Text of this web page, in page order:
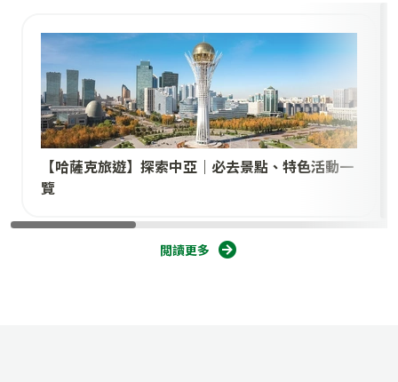
【哈薩克旅遊】探索中亞｜必去景點、特色活動一
覽
閲讀更多